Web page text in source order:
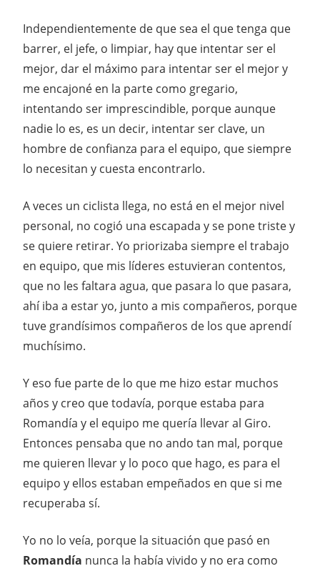
Independientemente de que sea el que tenga que
barrer, el jefe, o limpiar, hay que intentar ser el
mejor, dar el máximo para intentar ser el mejor y
me encajoné en la parte como gregario,
intentando ser imprescindible, porque aunque
nadie lo es, es un decir, intentar ser clave, un
hombre de confianza para el equipo, que siempre
lo necesitan y cuesta encontrarlo.
A veces un ciclista llega, no está en el mejor nivel
personal, no cogió una escapada y se pone triste y
se quiere retirar. Yo priorizaba siempre el trabajo
en equipo, que mis líderes estuvieran contentos,
que no les faltara agua, que pasara lo que pasara,
ahí iba a estar yo, junto a mis compañeros, porque
tuve grandísimos compañeros de los que aprendí
muchísimo.
Y eso fue parte de lo que me hizo estar muchos
años y creo que todavía, porque estaba para
Romandía y el equipo me quería llevar al Giro.
Entonces pensaba que no ando tan mal, porque
me quieren llevar y lo poco que hago, es para el
equipo y ellos estaban empeñados en que si me
recuperaba sí.
Yo no lo veía, porque la situación que pasó en
Romandía nunca la había vivido y no era como